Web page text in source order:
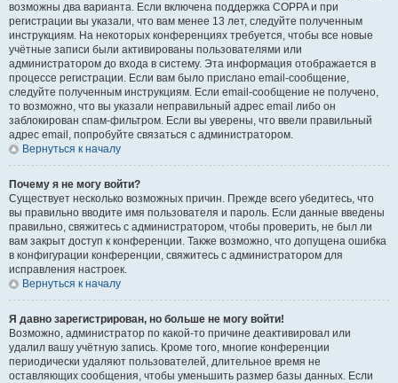
возможны два варианта. Если включена поддержка COPPA и при
регистрации вы указали, что вам менее 13 лет, следуйте полученным
инструкциям. На некоторых конференциях требуется, чтобы все новые
учётные записи были активированы пользователями или
администратором до входа в систему. Эта информация отображается в
процессе регистрации. Если вам было прислано email-сообщение,
следуйте полученным инструкциям. Если email-сообщение не получено,
то возможно, что вы указали неправильный адрес email либо он
заблокирован спам-фильтром. Если вы уверены, что ввели правильный
адрес email, попробуйте связаться с администратором.
Вернуться к началу
Почему я не могу войти?
Существует несколько возможных причин. Прежде всего убедитесь, что
вы правильно вводите имя пользователя и пароль. Если данные введены
правильно, свяжитесь с администратором, чтобы проверить, не был ли
вам закрыт доступ к конференции. Также возможно, что допущена ошибка
в конфигурации конференции, свяжитесь с администратором для
исправления настроек.
Вернуться к началу
Я давно зарегистрирован, но больше не могу войти!
Возможно, администратор по какой-то причине деактивировал или
удалил вашу учётную запись. Кроме того, многие конференции
периодически удаляют пользователей, длительное время не
оставляющих сообщения, чтобы уменьшить размер базы данных. Если